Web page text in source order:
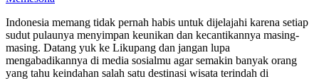
Indonesia memang tidak pernah habis untuk dijelajahi karena setiap
sudut pulaunya menyimpan keunikan dan kecantikannya masing-
masing. Datang yuk ke Likupang dan jangan lupa
mengabadikannya di media sosialmu agar semakin banyak orang
yang tahu keindahan salah satu destinasi wisata terindah di